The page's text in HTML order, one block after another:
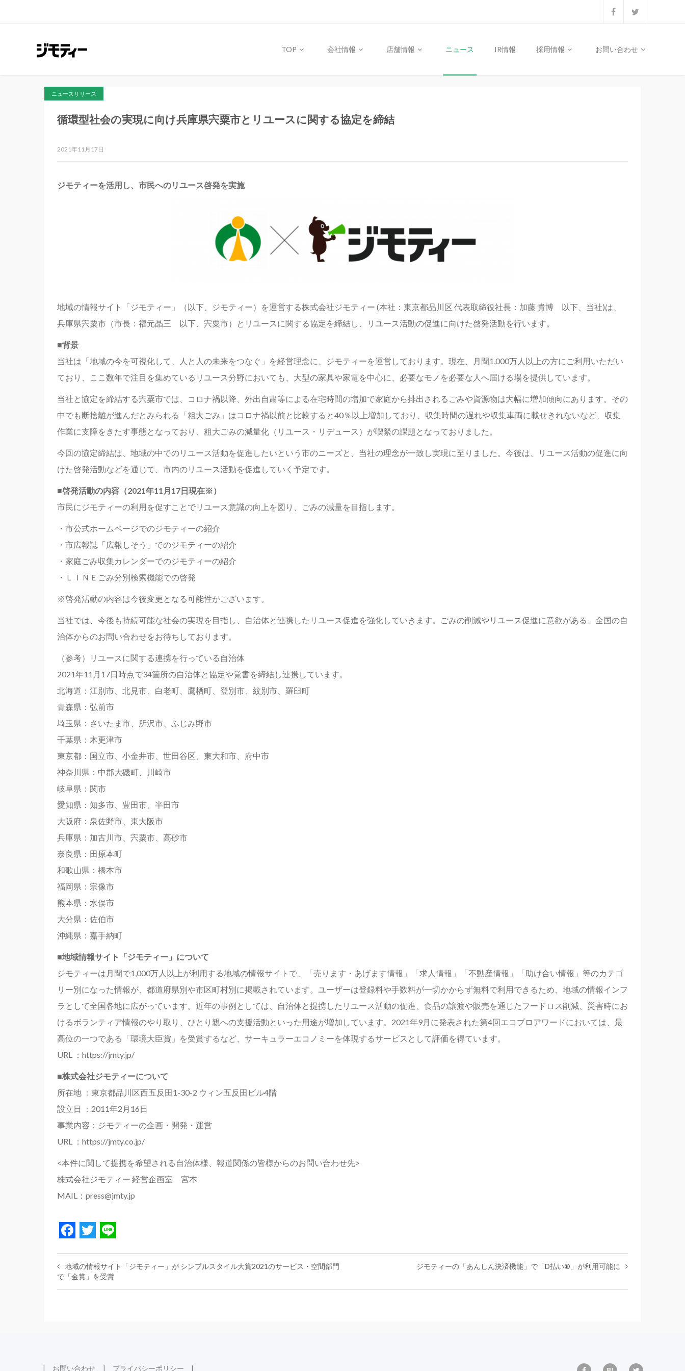
TOP 会社情報 店舗情報 ニュース IR情報 採用情報 お問い合わせ
ニュースリリース
循環型社会の実現に向け兵庫県宍粟市とリユースに関する協定を締結
2021年11月17日
ジモティーを活用し、市民へのリユース啓発を実施
地域の情報サイト「ジモティー」（以下、ジモティー）を運営する株式会社ジモティー (本社：東京都品川区 代表取締役社長：加藤 貴博 以下、当社)は、
兵庫県宍粟市（市長：福元晶三 以下、宍粟市）とリユースに関する協定を締結し、リユース活動の促進に向けた啓発活動を行います。
■背景
当社は「地域の今を可視化して、人と人の未来をつなぐ」を経営理念に、ジモティーを運営しております。現在、月間1,000万人以上の方にご利用いただい
ており、ここ数年で注目を集めているリユース分野においても、大型の家具や家電を中心に、必要なモノを必要な人へ届ける場を提供しています。
当社と協定を締結する宍粟市では、コロナ禍以降、外出自粛等による在宅時間の増加で家庭から排出されるごみや資源物は大幅に増加傾向にあります。その
中でも断捨離が進んだとみられる「粗大ごみ」はコロナ禍以前と比較すると40％以上増加しており、収集時間の遅れや収集車両に載せきれないなど、収集
作業に支障をきたす事態となっており、粗大ごみの減量化（リユース・リデュース）が喫緊の課題となっておりました。
今回の協定締結は、地域の中でのリユース活動を促進したいという市のニーズと、当社の理念が一致し実現に至りました。今後は、リユース活動の促進に向
けた啓発活動などを通じて、市内のリユース活動を促進していく予定です。
■啓発活動の内容（2021年11月17日現在※）
市民にジモティーの利用を促すことでリユース意識の向上を図り、ごみの減量を目指します。
・市公式ホームページでのジモティーの紹介
・市広報誌「広報しそう」でのジモティーの紹介
・家庭ごみ収集カレンダーでのジモティーの紹介
・ＬＩＮＥごみ分別検索機能での啓発
※啓発活動の内容は今後変更となる可能性がございます。
当社では、今後も持続可能な社会の実現を目指し、自治体と連携したリユース促進を強化していきます。ごみの削減やリユース促進に意欲がある、全国の自
治体からのお問い合わせをお待ちしております。
（参考）リユースに関する連携を行っている自治体
2021年11月17日時点で34箇所の自治体と協定や覚書を締結し連携しています。
北海道：江別市、北見市、白老町、鷹栖町、登別市、紋別市、羅臼町
青森県：弘前市
埼玉県：さいたま市、所沢市、ふじみ野市
千葉県：木更津市
東京都：国立市、小金井市、世田谷区、東大和市、府中市
神奈川県：中郡大磯町、川崎市
岐阜県：関市
愛知県：知多市、豊田市、半田市
大阪府：泉佐野市、東大阪市
兵庫県：加古川市、宍粟市、高砂市
奈良県：田原本町
和歌山県：橋本市
福岡県：宗像市
熊本県：水俣市
大分県：佐伯市
沖縄県：嘉手納町
■地域情報サイト「ジモティー」について
ジモティーは月間で1,000万人以上が利用する地域の情報サイトで、「売ります・あげます情報」「求人情報」「不動産情報」「助け合い情報」等のカテゴ
リー別になった情報が、都道府県別や市区町村別に掲載されています。ユーザーは登録料や手数料が一切かからず無料で利用できるため、地域の情報インフ
ラとして全国各地に広がっています。近年の事例としては、自治体と提携したリユース活動の促進、食品の譲渡や販売を通じたフードロス削減、災害時にお
けるボランティア情報のやり取り、ひとり親への支援活動といった用途が増加しています。2021年9月に発表された第4回エコプロアワードにおいては、最
高位の一つである「環境大臣賞」を受賞するなど、サーキュラーエコノミーを体現するサービスとして評価を得ています。
URL ：https://jmty.jp/
■株式会社ジモティーについて
所在地 ：東京都品川区西五反田1-30-2 ウィン五反田ビル4階
設立日 ：2011年2月16日
事業内容：ジモティーの企画・開発・運営
URL ：https://jmty.co.jp/
<本件に関して提携を希望される自治体様、報道関係の皆様からのお問い合わせ先>
株式会社ジモティー 経営企画室 宮本
MAIL：press@jmty.jp
Facebook
Twitter
地域の情報サイト「ジモティー」が シンプルスタイル大賞2021のサービス・空間部門
で「金賞」を受賞
ジモティーの「あんしん決済機能」で「D払い®」が利用可能に
お問い合わせ プライバシーポリシー